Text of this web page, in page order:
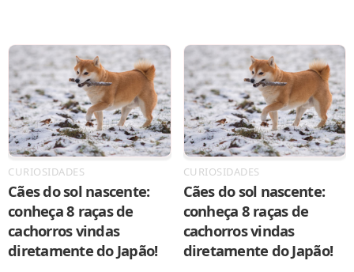
CURIOSIDADES
Cães do sol nascente:
conheça 8 raças de
cachorros vindas
diretamente do Japão!
CURIOSIDADES
Cães do sol nascente:
conheça 8 raças de
cachorros vindas
diretamente do Japão!